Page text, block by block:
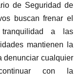
de Seguridad de
buscan frenar el
a las
mantienen la
denunciar cualquier
con la